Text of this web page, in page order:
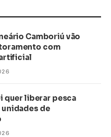
Camboriú vão
com
quer liberar pesca
unidades de